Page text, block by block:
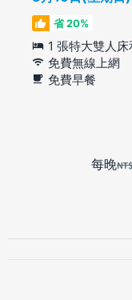
省 20%
1 張特大雙人
免費無線上網
免費早餐
每晚